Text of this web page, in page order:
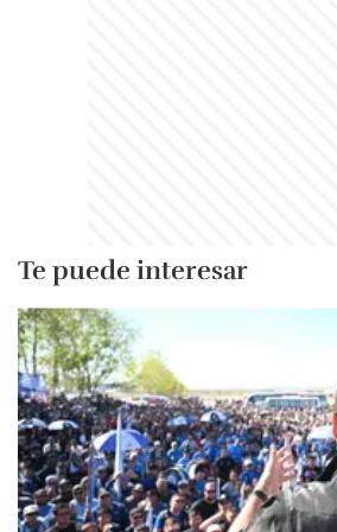
Te puede interesar